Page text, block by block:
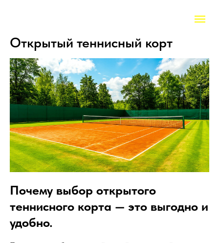
Открытый теннисный корт
Почему выбор открытого
теннисного корта — это выгодно и
удобно.